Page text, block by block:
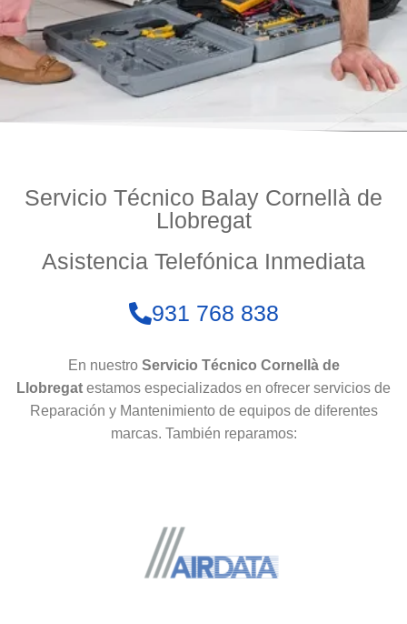
Servicio Técnico Balay Cornellà de
Llobregat
Asistencia Telefónica Inmediata
931 768 838
En nuestro Servicio Técnico Cornellà de
Llobregat estamos especializados en ofrecer servicios de
Reparación y Mantenimiento de equipos de diferentes
marcas. También reparamos: